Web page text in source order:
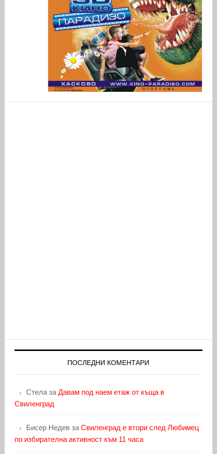
ПОСЛЕДНИ КОМЕНТАРИ
Стелаза Давам под наем етаж от къща в
Свиленград
Бисер Недевза Свиленград е втори след Любимец
по избирателна активност към 11 часа